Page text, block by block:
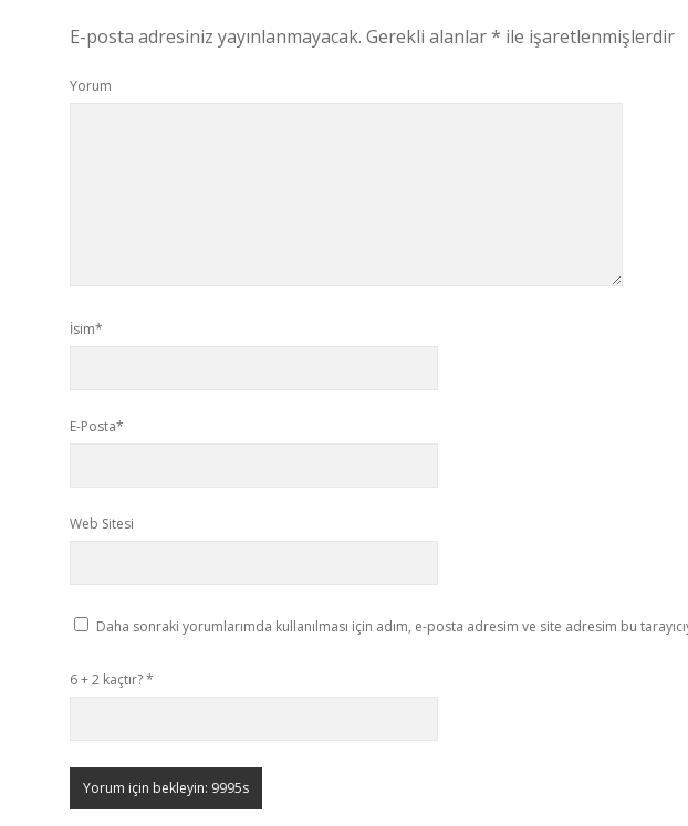
E-posta adresiniz yayınlanmayacak. Gerekli alanlar* ile işaretlenmişlerdir
Yorum
İsim*
E-Posta*
Web Sitesi
Daha sonraki yorumlarımda kullanılması için adım, e-posta adresim ve site adresim bu
6 + 2 kaçtır?*